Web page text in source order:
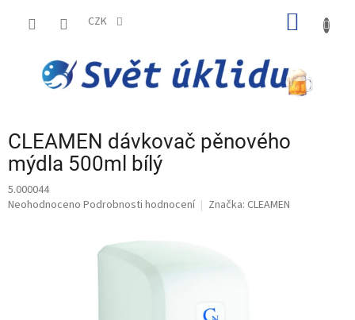
CZK
CLEAMEN dávkovač pěnového
mýdla 500ml bílý
5.000044
Průměrné
Neohodnoceno Podrobnosti hodnocení Značka: CLEAMEN